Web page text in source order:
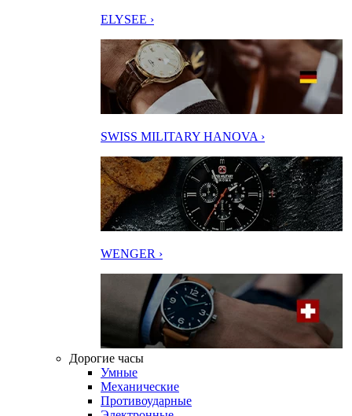
ELYSEE ›
SWISS MILITARY HANOVA ›
WENGER ›
Дорогие часы
Умные
Механические
Противоударные